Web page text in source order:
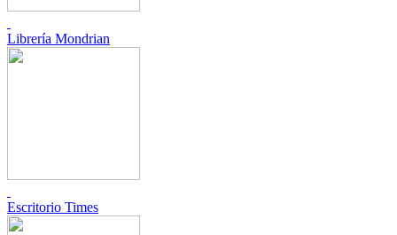
Librería Mondrian
Escritorio Times